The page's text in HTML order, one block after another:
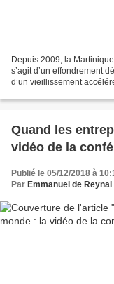
Depuis 2009, la
s’agit d’un effondrement
d’un vieillissement
Quand les
vidéo de la
Publié le 05/12/2018 à
Par Emmanuel de Reynal